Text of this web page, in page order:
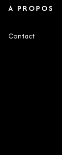
A PROPOS
Contact